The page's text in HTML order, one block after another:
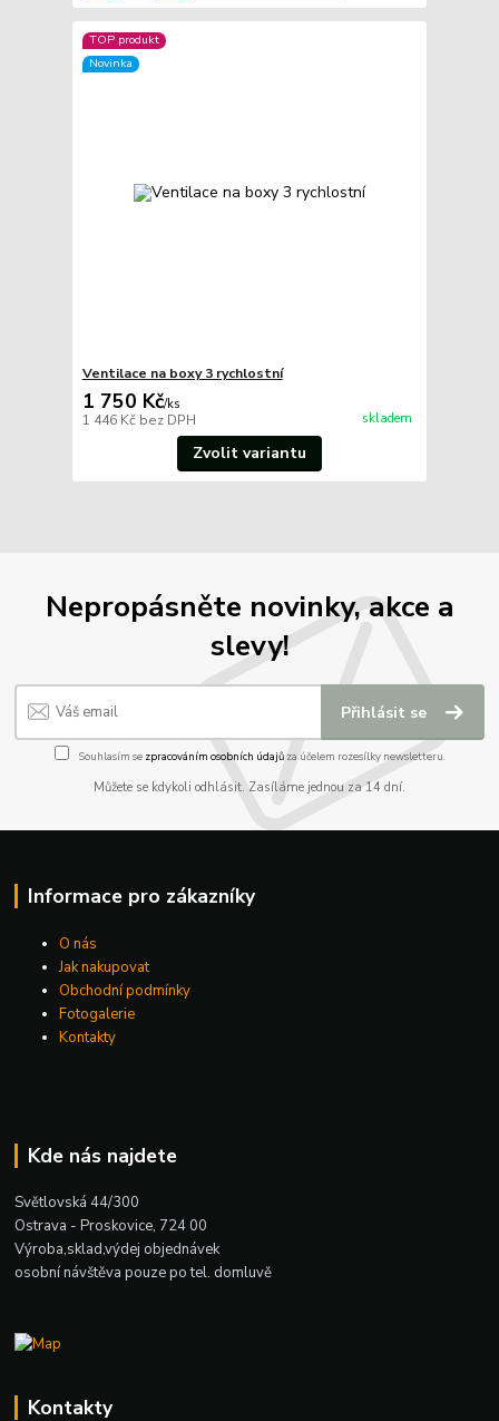
TOP produkt
Novinka
Ventilace na boxy 3 rychlostní
1 750 Kč/ks
1 446 Kč bez DPH skladem
Zvolit variantu
Nepropásněte novinky, akce a
slevy!
Přihlásit se
Souhlasím se zpracováním osobních údajůza účelem rozesílky newsletteru.
Můžete se kdykoli odhlásit. Zasíláme jednou za 14 dní.
Informace pro zákazníky
O nás
Jak nakupovat
Obchodní podmínky
Fotogalerie
Kontakty
Kde nás najdete
Světlovská 44/300
Ostrava - Proskovice, 724 00
Výroba,sklad,výdej objednávek
osobní návštěva pouze po tel. domluvě
Kontakty